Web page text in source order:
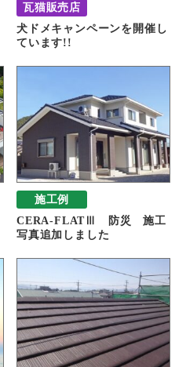
瓦猫販売店
犬ドメキャンペーンを開催し
ています!!
施工例
CERA-FLATⅢ 防災 施工
写真追加しました